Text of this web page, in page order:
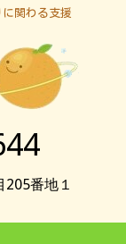
関わる支援
番地１